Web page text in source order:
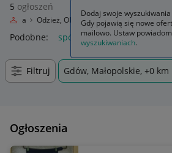
5 ogłoszeń
Moda Odzież, Obuwie, Dodatki Odzież
Podobne: spódnice i spódniczki
Filtruj Gdów, Małopolskie, +0 km
Ogłoszenia
Dodaj swoje
Gdy pojawią się nowe
mailowo. Ustaw
wyszukiwaniach.